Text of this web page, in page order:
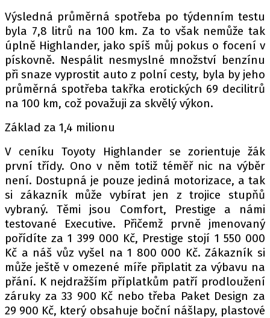
Výsledná průměrná spotřeba po týdenním testu
byla 7,8 litrů na 100 km. Za to však nemůže tak
úplně Highlander, jako spíš můj pokus o focení v
pískovně. Nespálit nesmyslné množství benzínu
při snaze vyprostit auto z polní cesty, byla by jeho
průměrná spotřeba takřka erotických 69 decilitrů
na 100 km, což považuji za skvělý výkon.
Základ za 1,4 milionu
V ceníku Toyoty Highlander se zorientuje žák
první třídy. Ono v něm totiž téměř nic na výběr
není. Dostupná je pouze jediná motorizace, a tak
si zákazník může vybírat jen z trojice stupňů
vybraný. Těmi jsou Comfort, Prestige a námi
testované Executive. Přičemž prvně jmenovaný
pořídíte za 1 399 000 Kč, Prestige stojí 1 550 000
Kč a náš vůz vyšel na 1 800 000 Kč. Zákazník si
může ještě v omezené míře připlatit za výbavu na
přání. K nejdražším příplatkům patří prodloužení
záruky za 33 900 Kč nebo třeba Paket Design za
29 900 Kč, který obsahuje boční nášlapy, plastové